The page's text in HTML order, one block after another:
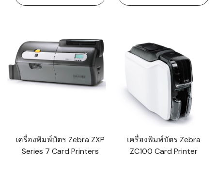
เครื่องพิมพ์บัตร Zebra ZXP
Series 7 Card Printers
เครื่องพิมพ์บัตร Zebra
ZC100 Card Printer